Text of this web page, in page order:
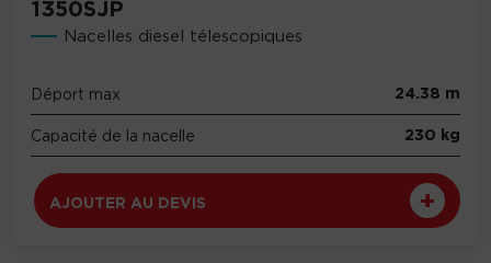
1350SJP
Nacelles diesel télescopiques
Déport max 24.38 m
Capacité de la nacelle 230 kg
AJOUTER AU DEVIS